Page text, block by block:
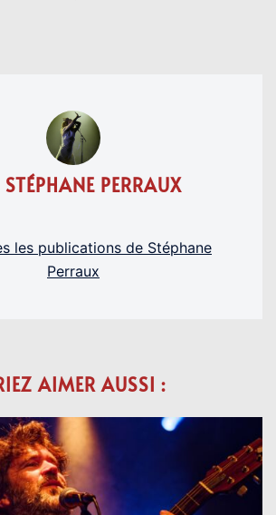
PERRAUX
les publications de Stéphane
Perraux
AIMER AUSSI :